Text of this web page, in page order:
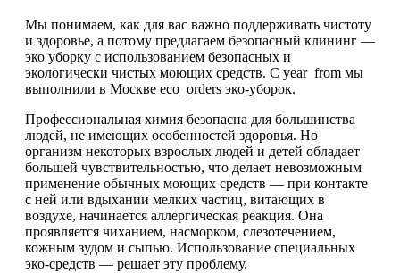
Мы понимаем, как для вас важно поддерживать чистоту
и здоровье, а потому предлагаем безопасный клининг —
эко уборку с использованием безопасных и
экологически чистых моющих средств. С year_from мы
выполнили в Москве eco_orders эко-уборок.
Профессиональная химия безопасна для большинства
людей, не имеющих особенностей здоровья. Но
организм некоторых взрослых людей и детей обладает
большей чувствительностью, что делает невозможным
применение обычных моющих средств — при контакте
с ней или вдыхании мелких частиц, витающих в
воздухе, начинается аллергическая реакция. Она
проявляется чиханием, насморком, слезотечением,
кожным зудом и сыпью. Использование специальных
эко-средств — решает эту проблему.